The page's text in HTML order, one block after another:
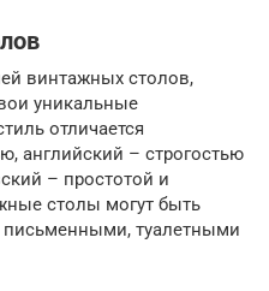
винтажных столов,
уникальные
отличается
английский – строгостью
– простотой и
столы могут быть
туалетными